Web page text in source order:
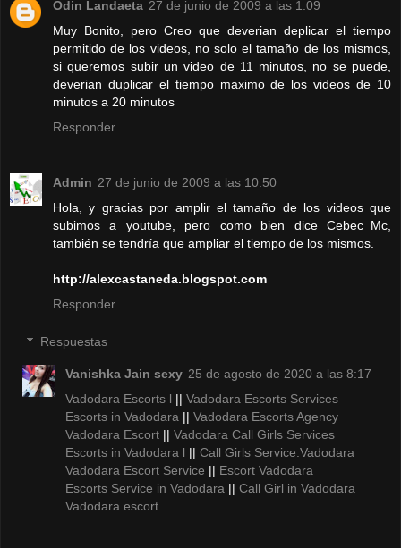
Odin Landaeta 27 de junio de 2009 a las 1:09
Muy Bonito, pero Creo que deverian deplicar el tiempo
permitido de los videos, no solo el tamaño de los mismos,
si queremos subir un video de 11 minutos, no se puede,
deverian duplicar el tiempo maximo de los videos de 10
minutos a 20 minutos
Responder
Admin 27 de junio de 2009 a las 10:50
Hola, y gracias por amplir el tamaño de los videos que
subimos a youtube, pero como bien dice Cebec_Mc,
también se tendría que ampliar el tiempo de los mismos.
http://alexcastaneda.blogspot.com
Responder
Respuestas
Vanishka Jain sexy 25 de agosto de 2020 a las 8:17
Vadodara Escorts l ||Vadodara Escorts Services
Escorts in Vadodara ||Vadodara Escorts Agency
Vadodara Escort ||Vadodara Call Girls Services
Escorts in Vadodara l ||Call Girls Service.Vadodara
Vadodara Escort Service || Escort Vadodara
Escorts Service in Vadodara ||Call Girl in Vadodara
Vadodara escort